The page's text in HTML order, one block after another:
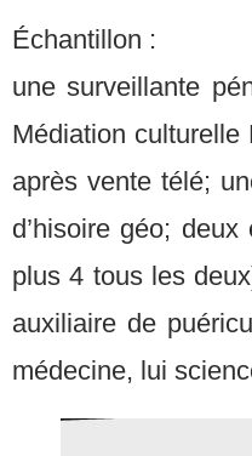
Échantillon :
une surveillante
Médiation
après vente télé;
d’hisoire géo;
plus 4 tous les
auxiliaire de
médecine, lui